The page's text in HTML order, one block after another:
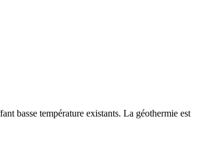
basse température existants. La géothermie est